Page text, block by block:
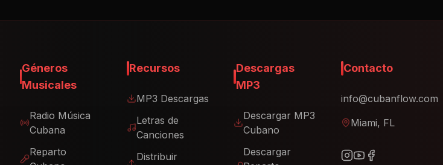
Géneros
Musicales
Radio Música
Cubana
Reparto
Recursos
MP3 Descargas
Letras de
Canciones
Distribuir
Descargas
MP3
Descargar MP3
Cubano
Descargar
Contacto
info@cubanflow.com
Miami, FL